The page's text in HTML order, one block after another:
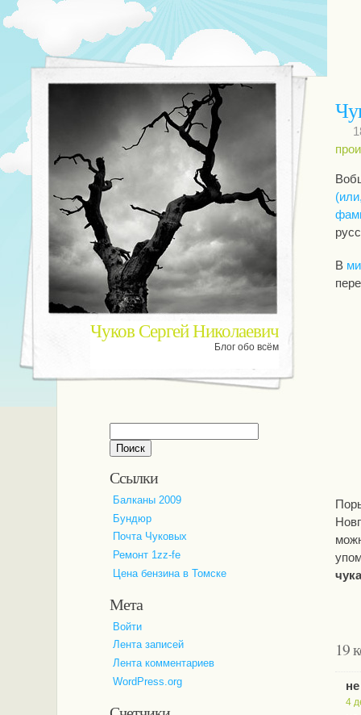
Чуков Сергей Николаевич
Блог обо всём
Ссылки
Балканы 2009
Бундюр
Почта Чуковых
Ремонт 1zz-fe
Цена бензина в Томске
Мета
Войти
Лента записей
Лента комментариев
WordPress.org
В
19
4